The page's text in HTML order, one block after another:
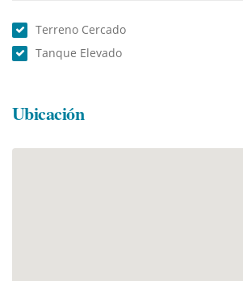
Terreno Cercado
Tanque Elevado
Ubicación